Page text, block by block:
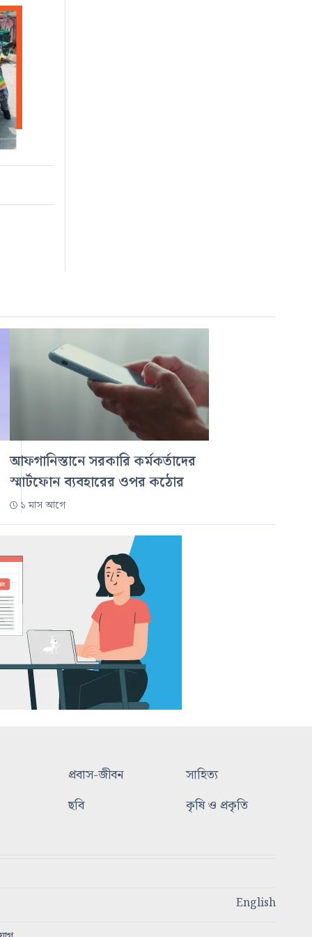
আফগানিস্তানে সরকারি কর্মকর্তাদের
স্মার্টফোন ব্যবহারের ওপর কঠোর
১ মাস আগে
প্রবাস-জীবন
সাহিত্য
ছবি কৃষি ও প্রকৃতি
English